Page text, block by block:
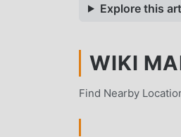
Explore this
WIKI
Find Nearby